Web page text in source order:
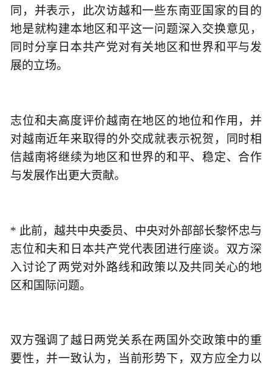
同，并表示，此次访越和一些东南亚国家的目的
地是就构建本地区和平这一问题深入交换意见，
同时分享日本共产党对有关地区和世界和平与发
展的立场。
志位和夫高度评价越南在地区的地位和作用，并
对越南近年来取得的外交成就表示祝贺，同时相
信越南将继续为地区和世界的和平、稳定、合作
与发展作出更大贡献。
* 此前，越共中央委员、中央对外部部长黎怀忠与
志位和夫和日本共产党代表团进行座谈。双方深
入讨论了两党对外路线和政策以及共同关心的地
区和国际问题。
双方强调了越日两党关系在两国外交政策中的重
要性，并一致认为，当前形势下，双方应全力以